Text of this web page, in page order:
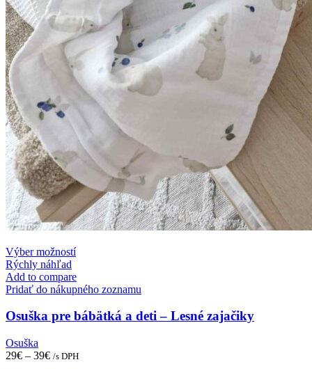
Výber možnostíThis
has
multiple
The
be
Rýchly náhľad
Add to compare
Pridať do nákupného zoznamu
Osuška pre bábätká a deti – Lesné zajačiky
Osuška
29€ – 39€ /s DPH